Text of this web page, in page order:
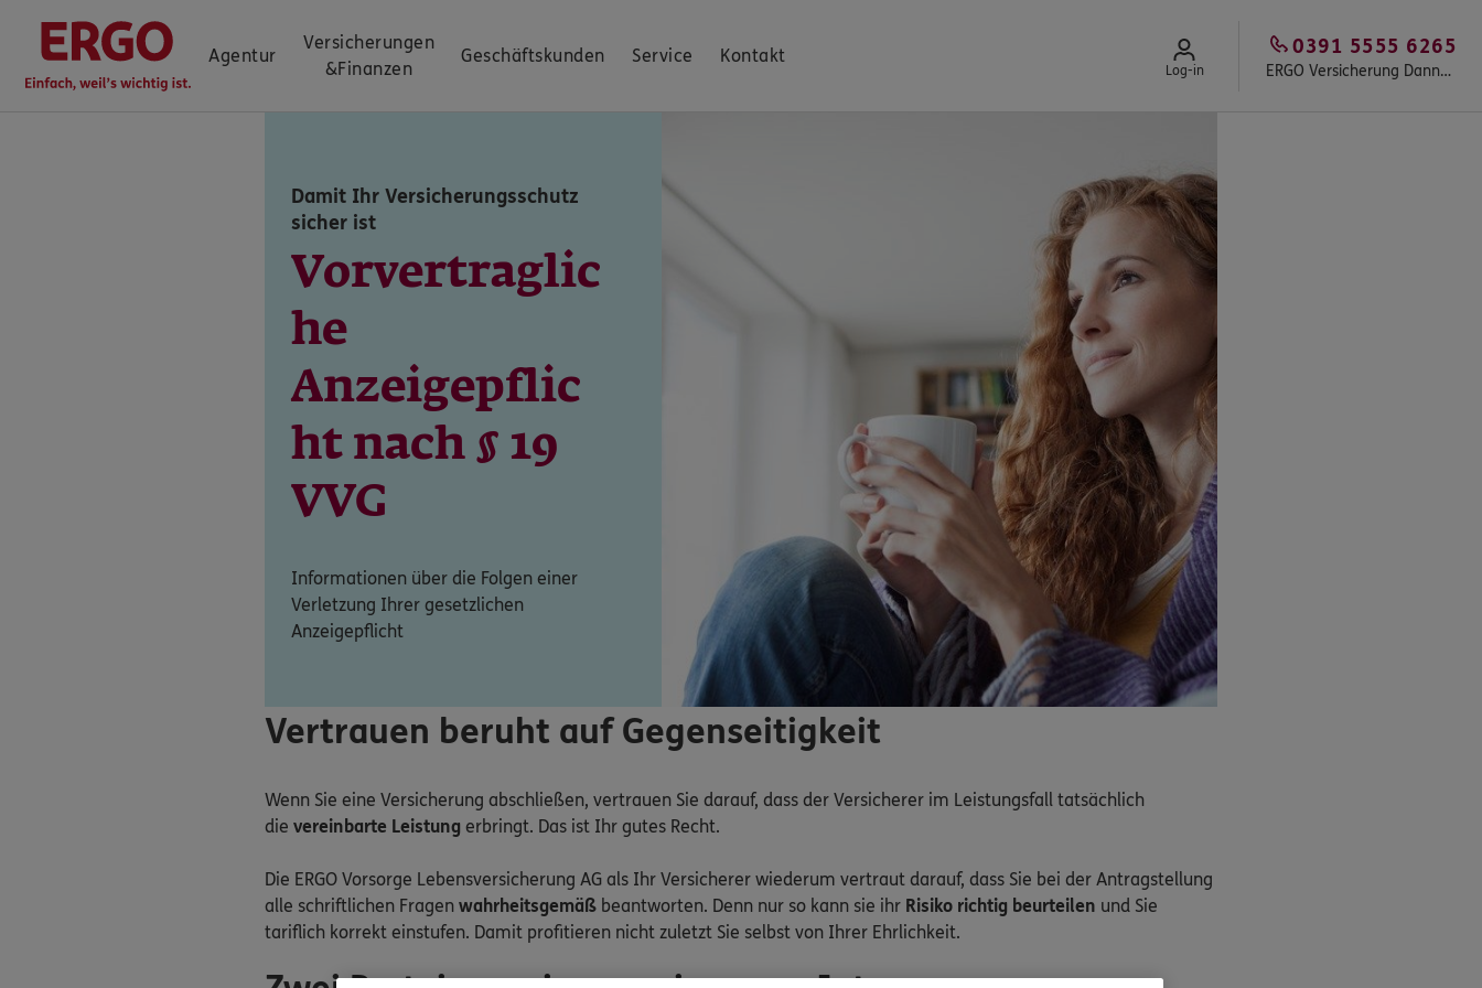
Agentur
Versicherungen
&Finanzen
Geschäftskunden Service Kontakt
Log-in ERGO Versicherung Danny Riediger
0391 5555 6265
Damit Ihr Versicherungsschutz
sicher ist
Vorvertraglic
he
Anzeigepflic
ht nach § 19
VVG
Informationen über die Folgen einer
Verletzung Ihrer gesetzlichen
Anzeigepflicht
Vertrauen beruht auf Gegenseitigkeit
Wenn Sie eine Versicherung abschließen, vertrauen Sie darauf, dass der Versicherer im Leistungsfall tatsächlich
die vereinbarte Leistung erbringt. Das ist Ihr gutes Recht.
Die ERGO Vorsorge Lebensversicherung AG als Ihr Versicherer wiederum vertraut darauf, dass Sie bei der Antragstellung
alle schriftlichen Fragen wahrheitsgemäß beantworten. Denn nur so kann sie ihr Risiko richtig beurteilen und Sie
tariflich korrekt einstufen. Damit profitieren nicht zuletzt Sie selbst von Ihrer Ehrlichkeit.